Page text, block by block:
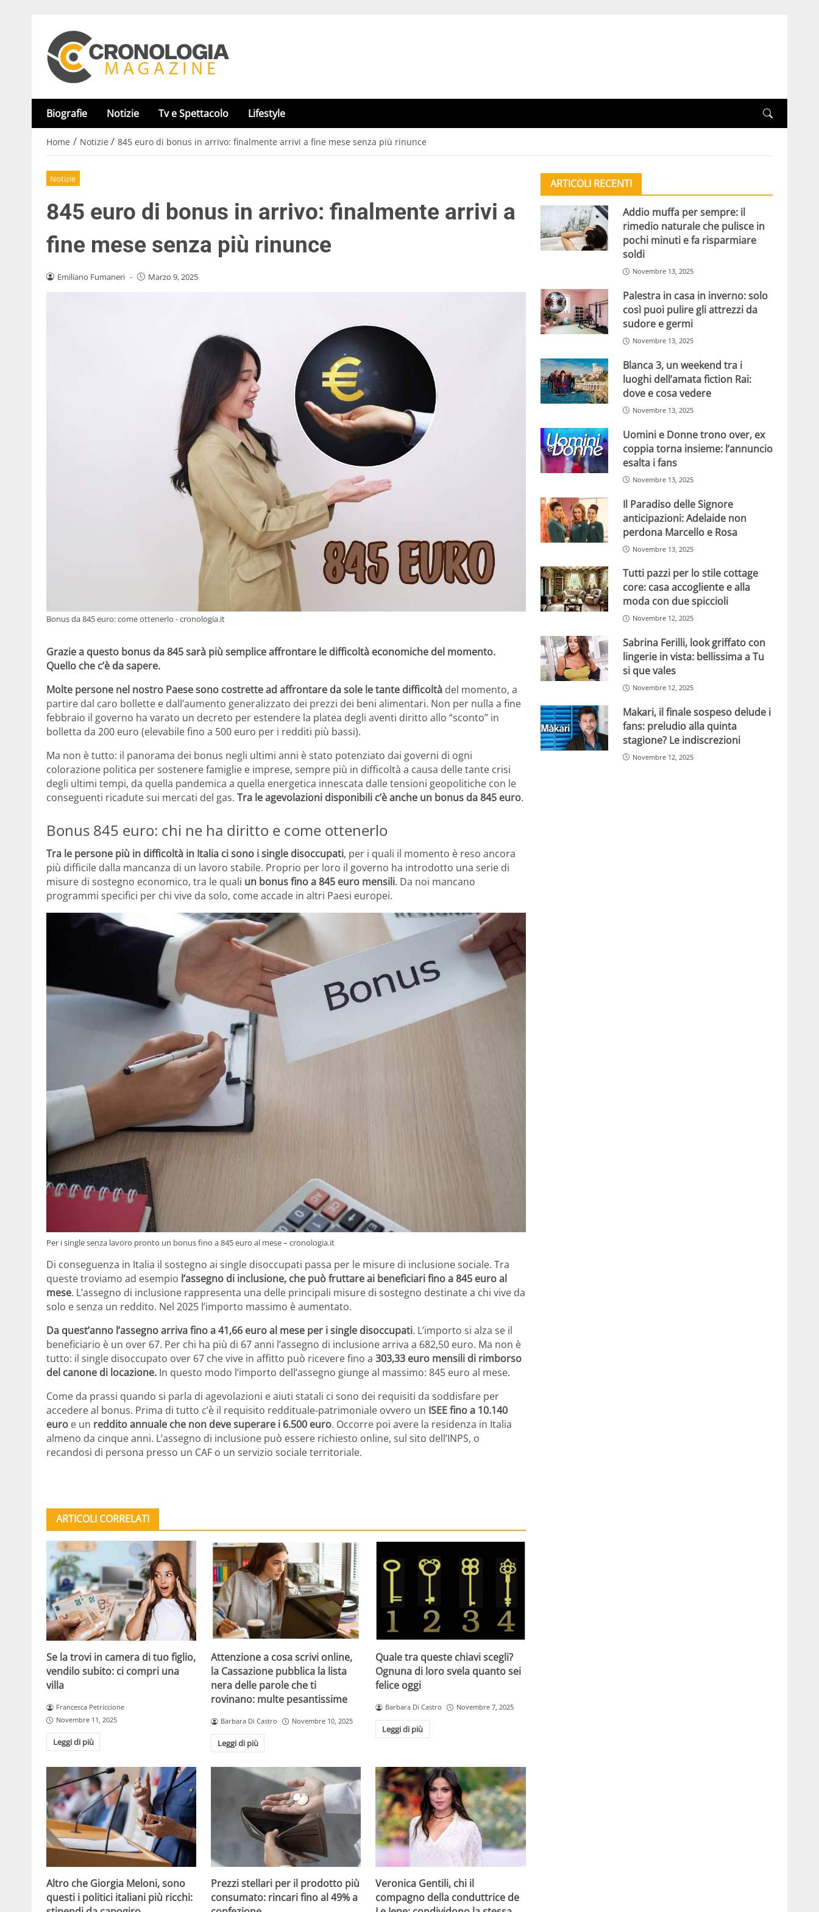
Biografie Notizie Tv e Spettacolo Lifestyle
Home / Notizie / 845 euro di bonus in arrivo: finalmente arrivi a fine mese senza più rinunce
Notizie
845 euro di bonus in arrivo: finalmente arrivi a
fine mese senza più rinunce
Emiliano Fumaneri - Marzo 9, 2025
Bonus da 845 euro: come ottenerlo - cronologia.it
Grazie a questo bonus da 845 sarà più semplice affrontare le difficoltà economiche del momento.
Quello che c’è da sapere.
Molte persone nel nostro Paese sono costrette ad affrontare da sole le tante difficoltà del momento, a
partire dal caro bollette e dall’aumento generalizzato dei prezzi dei beni alimentari. Non per nulla a fine
febbraio il governo ha varato un decreto per estendere la platea degli aventi diritto allo “sconto” in
bolletta da 200 euro (elevabile fino a 500 euro per i redditi più bassi).
Ma non è tutto: il panorama dei bonus negli ultimi anni è stato potenziato dai governi di ogni
colorazione politica per sostenere famiglie e imprese, sempre più in difficoltà a causa delle tante crisi
degli ultimi tempi, da quella pandemica a quella energetica innescata dalle tensioni geopolitiche con le
conseguenti ricadute sui mercati del gas. Tra le agevolazioni disponibili c’è anche un bonus da 845 euro.
Bonus 845 euro: chi ne ha diritto e come ottenerlo
Tra le persone più in difficoltà in Italia ci sono i single disoccupati, per i quali il momento è reso ancora
più difficile dalla mancanza di un lavoro stabile. Proprio per loro il governo ha introdotto una serie di
misure di sostegno economico, tra le quali un bonus fino a 845 euro mensili. Da noi mancano
programmi specifici per chi vive da solo, come accade in altri Paesi europei.
Per i single senza lavoro pronto un bonus fino a 845 euro al mese – cronologia.it
Di conseguenza in Italia il sostegno ai single disoccupati passa per le misure di inclusione sociale. Tra
queste troviamo ad esempio l’assegno di inclusione, che può fruttare ai beneficiari fino a 845 euro al
mese. L’assegno di inclusione rappresenta una delle principali misure di sostegno destinate a chi vive da
solo e senza un reddito. Nel 2025 l’importo massimo è aumentato.
Da quest’anno l’assegno arriva fino a 41,66 euro al mese per i single disoccupati. L’importo si alza se il
beneficiario è un over 67. Per chi ha più di 67 anni l’assegno di inclusione arriva a 682,50 euro. Ma non è
tutto: il single disoccupato over 67 che vive in affitto può ricevere fino a 303,33 euro mensili di rimborso
del canone di locazione. In questo modo l’importo dell’assegno giunge al massimo: 845 euro al mese.
Come da prassi quando si parla di agevolazioni e aiuti statali ci sono dei requisiti da soddisfare per
accedere al bonus. Prima di tutto c’è il requisito reddituale-patrimoniale ovvero un ISEE fino a 10.140
euro e un reddito annuale che non deve superare i 6.500 euro. Occorre poi avere la residenza in Italia
almeno da cinque anni. L’assegno di inclusione può essere richiesto online, sul sito dell’INPS, o
recandosi di persona presso un CAF o un servizio sociale territoriale.
ARTICOLI CORRELATI
Se la trovi in camera di tuo figlio,
vendilo subito: ci compri una
villa
Francesca Petriccione
Novembre 11, 2025
Leggi di più
Attenzione a cosa scrivi online,
la Cassazione pubblica la lista
nera delle parole che ti
rovinano: multe pesantissime
Barbara Di Castro Novembre 10, 2025
Leggi di più
Quale tra queste chiavi scegli?
Ognuna di loro svela quanto sei
felice oggi
Barbara Di Castro Novembre 7, 2025
Leggi di più
Altro che Giorgia Meloni, sono
questi i politici italiani più ricchi:
Prezzi stellari per il prodotto più
consumato: rincari fino al 49% a
Veronica Gentili, chi il
compagno della conduttrice de
ARTICOLI RECENTI
Addio muffa per sempre: il
rimedio naturale che pulisce in
pochi minuti e fa risparmiare
soldi
Novembre 13, 2025
Palestra in casa in inverno: solo
così puoi pulire gli attrezzi da
sudore e germi
Novembre 13, 2025
Blanca 3, un weekend tra i
luoghi dell’amata fiction Rai:
dove e cosa vedere
Novembre 13, 2025
Uomini e Donne trono over, ex
coppia torna insieme: l’annuncio
esalta i fans
Novembre 13, 2025
Il Paradiso delle Signore
anticipazioni: Adelaide non
perdona Marcello e Rosa
Novembre 13, 2025
Tutti pazzi per lo stile cottage
core: casa accogliente e alla
moda con due spiccioli
Novembre 12, 2025
Sabrina Ferilli, look griffato con
lingerie in vista: bellissima a Tu
si que vales
Novembre 12, 2025
Makari, il finale sospeso delude i
fans: preludio alla quinta
stagione? Le indiscrezioni
Novembre 12, 2025